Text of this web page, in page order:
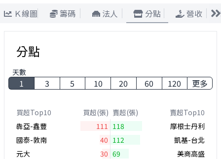
Ｋ線圖 籌碼 法人 分點 營收
分點
天數
1 3 5 10 20 60 120 更多
買超Top10 買超(張) 賣超(張)
賣超Top10
犇亞-鑫豐
111 118
摩根士丹利
國泰-敦南
40 112
凱基-台北
元大
30 69
美商高盛